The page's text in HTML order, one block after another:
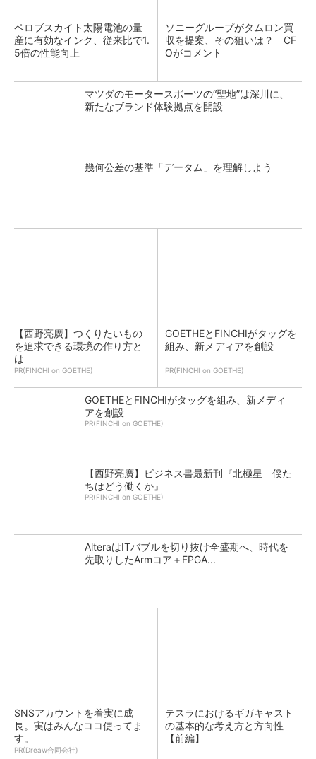
ペロブスカイト太陽電池の量
産に有効なインク、従来比で1.
5倍の性能向上
ソニーグループがタムロン買
収を提案、その狙いは？ CF
Oがコメント
マツダのモータースポーツの“聖地”は深川に、
新たなブランド体験拠点を開設
幾何公差の基準「データム」を理解しよう
【西野亮廣】つくりたいもの
を追求できる環境の作り方と
は
PR(FINCHI on GOETHE)
GOETHEとFINCHIがタッグを
組み、新メディアを創設
PR(FINCHI on GOETHE)
GOETHEとFINCHIがタッグを組み、新メディ
アを創設
PR(FINCHI on GOETHE)
【西野亮廣】ビジネス書最新刊『北極星 僕た
ちはどう働くか』
PR(FINCHI on GOETHE)
AlteraはITバブルを切り抜け全盛期へ、時代を
先取りしたArmコア＋FPGA...
SNSアカウントを着実に成
長。実はみんなココ使ってま
す。
PR(Dreaw合同会社)
テスラにおけるギガキャスト
の基本的な考え方と方向性
【前編】